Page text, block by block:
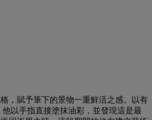
，賦予筆下的景物一重鮮活之感。以有
以手指直接塗抹油彩，並發現這是最